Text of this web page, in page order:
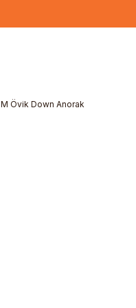
M Övik Down Anorak